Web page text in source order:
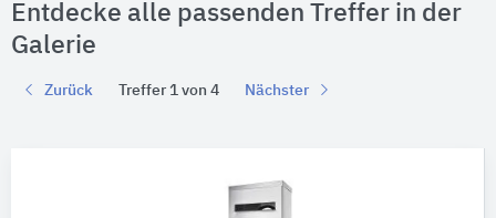
Entdecke alle passenden Treffer in der
Galerie
Zurück Treffer 1 von 4 Nächster